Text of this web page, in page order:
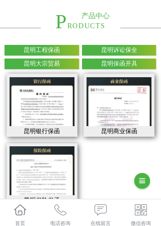
产品中心
P RODUCTS
昆明工程保函
昆明诉讼保全
昆明大宗贸易
昆明保函开具
昆明银行保函 昆明商业保函
昆明保险保函
首页 电话咨询 在线留言 微信咨询